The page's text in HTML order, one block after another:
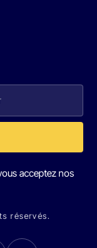
acceptez nos
réservés.